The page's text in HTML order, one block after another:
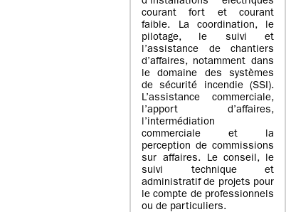
courant fort et courant
faible. La coordination, le
pilotage, le suivi et
l’assistance de chantiers
d’affaires, notamment dans
le domaine des systèmes
de sécurité incendie (SSI).
L’assistance commerciale,
l’apport d’affaires,
l’intermédiation
commerciale et la
perception de commissions
sur affaires. Le conseil, le
suivi technique et
administratif de projets pour
le compte de professionnels
ou de particuliers.